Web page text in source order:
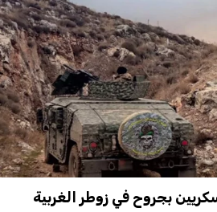
بجروح في زوطر الغربية